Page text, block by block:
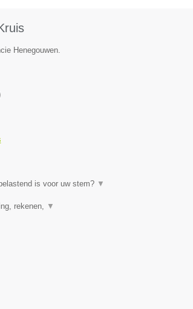
Henegouwen.
is voor uw stem? ▼
rekenen, ▼